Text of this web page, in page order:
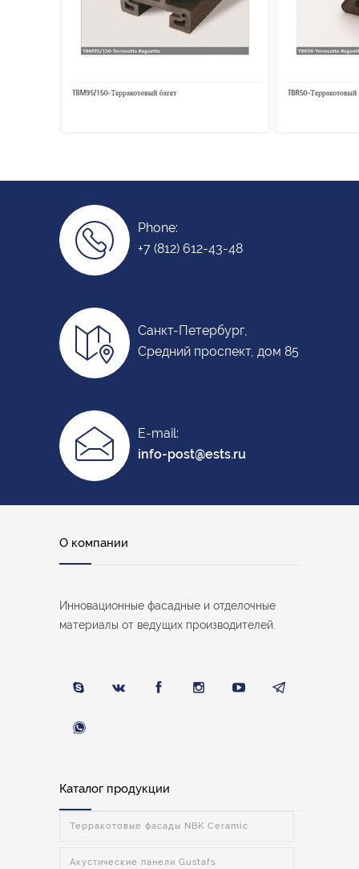
Phone:
+7 (812) 612-43-48
Санкт-Петербург,
Средний проспект, дом 85
E-mail:
info-post@ests.ru
О компании
Инновационные фасадные и отделочные
материалы от ведущих производителей.
Каталог продукции
Терракотовые фасады NBK Ceramic
Акустические панели Gustafs